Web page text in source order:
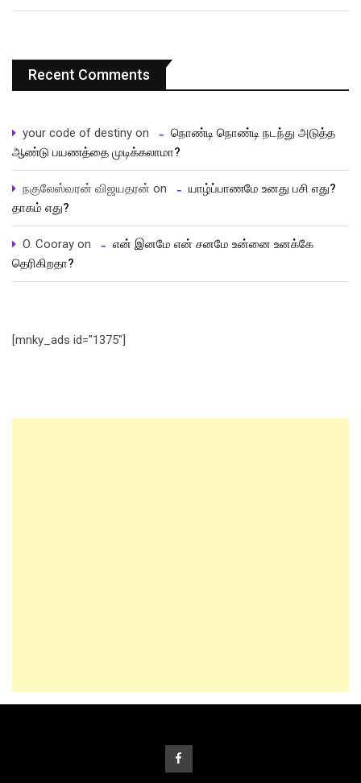
Recent Comments
your code of destiny on
நொண்டி நொண்டி நடந்து அடுத்த
ஆண்டு பயணத்தை முடிக்கலாமா?
நகுலேஸ்வரன் விஜயதரன் on
யாழ்ப்பாணமே உனது பசி எது?
தாகம் எது?
O. Cooray on
என் இனமே என் சனமே உன்னை உனக்கே
தெரிகிறதா?
[mnky_ads id="1375"]